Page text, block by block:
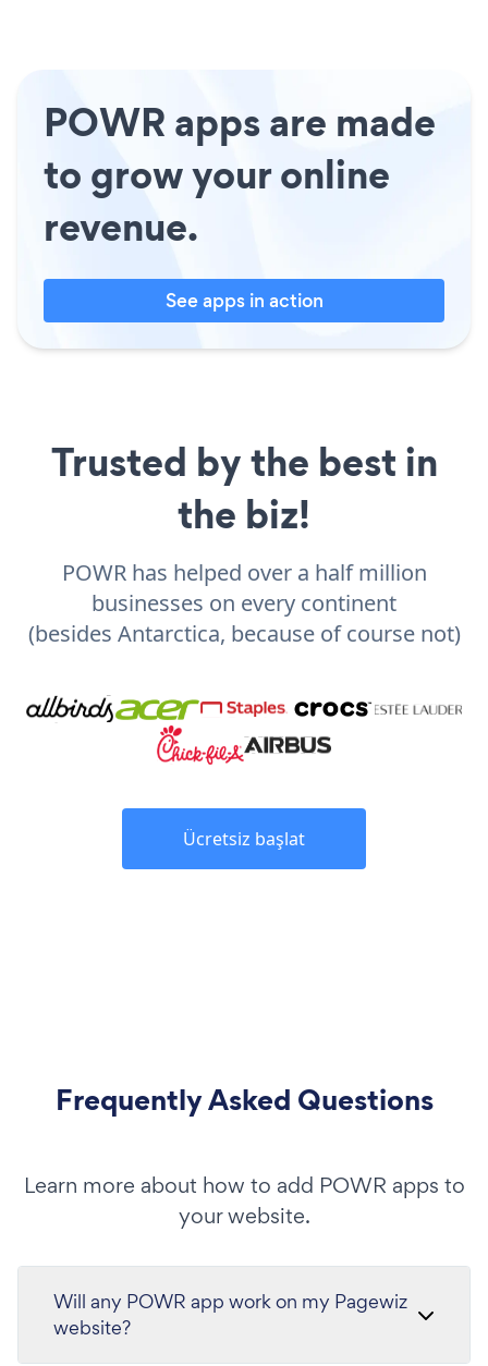
POWR apps are made
to grow your online
revenue.
See apps in action
Trusted by the best in
the biz!
POWR has helped over a half million
businesses on every continent
(besides Antarctica, because of course not)
Ücretsiz başlat
Frequently Asked Questions
Learn more about how to add POWR apps to
your website.
Will any POWR app work on my Pagewiz
website?